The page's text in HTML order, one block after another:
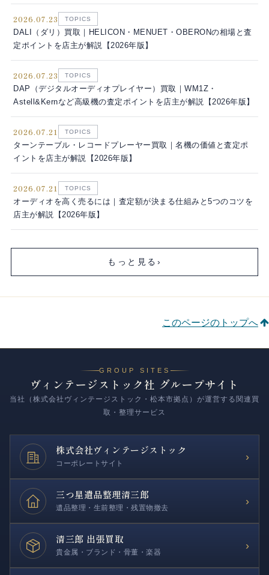
2026.07.23 TOPICS
DALI（ダリ）買取｜HELICON・MENUET・OBERONの相場と査
定ポイントを店主が解説【2026年版】
2026.07.23 TOPICS
DAP（デジタルオーディオプレイヤー）買取｜WM1Z・
Astell&Kernなど高級機の査定ポイントを店主が解説【2026年版】
2026.07.21 TOPICS
ターンテーブル・レコードプレーヤー買取｜名機の価値と査定ポ
イントを店主が解説【2026年版】
2026.07.21 TOPICS
オーディオを高く売るには｜査定額が決まる仕組みと5つのコツを
店主が解説【2026年版】
もっと見る ›
このページのトップへ
GROUP SITES
ヴィンテージストック社 グループサイト
当社（株式会社ヴィンテージストック・松本市拠点）が運営する関連買
取・整理サービス
株式会社ヴィンテージストック
コーポレートサイト
›
三つ星遺品整理清三郎
遺品整理・生前整理・残置物撤去
›
清三郎 出張買取
貴金属・ブランド・骨董・楽器
›